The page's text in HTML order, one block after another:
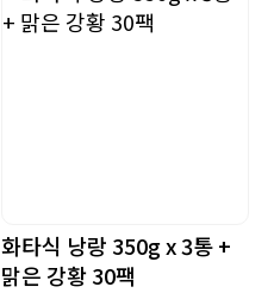
화타식 낭랑 350g x 3통 +
맑은 강황 30팩